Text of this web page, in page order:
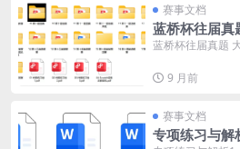
赛事文档
蓝桥杯往届真
蓝桥杯往届真题
9 月前
赛事文档
专项练习与解